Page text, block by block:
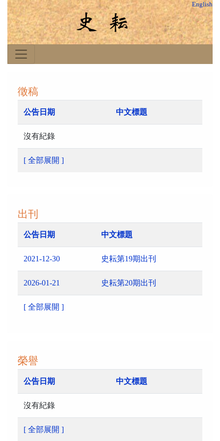
English
徵稿
公告日期 中文標題
沒有紀錄
[ 全部展開 ]
出刊
公告日期 中文標題
2021-12-30 史耘第19期出刊
2026-01-21 史耘第20期出刊
[ 全部展開 ]
榮譽
公告日期 中文標題
沒有紀錄
[ 全部展開 ]